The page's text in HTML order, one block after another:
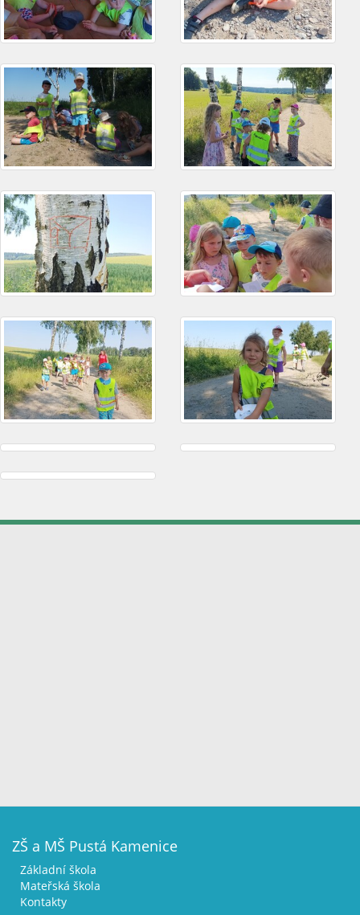
ZŠ a MŠ Pustá Kamenice
Základní škola
Mateřská škola
Kontakty